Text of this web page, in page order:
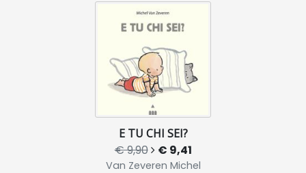
E TU CHI SEI?
€ 9,90 € 9,41
Van Zeveren Michel